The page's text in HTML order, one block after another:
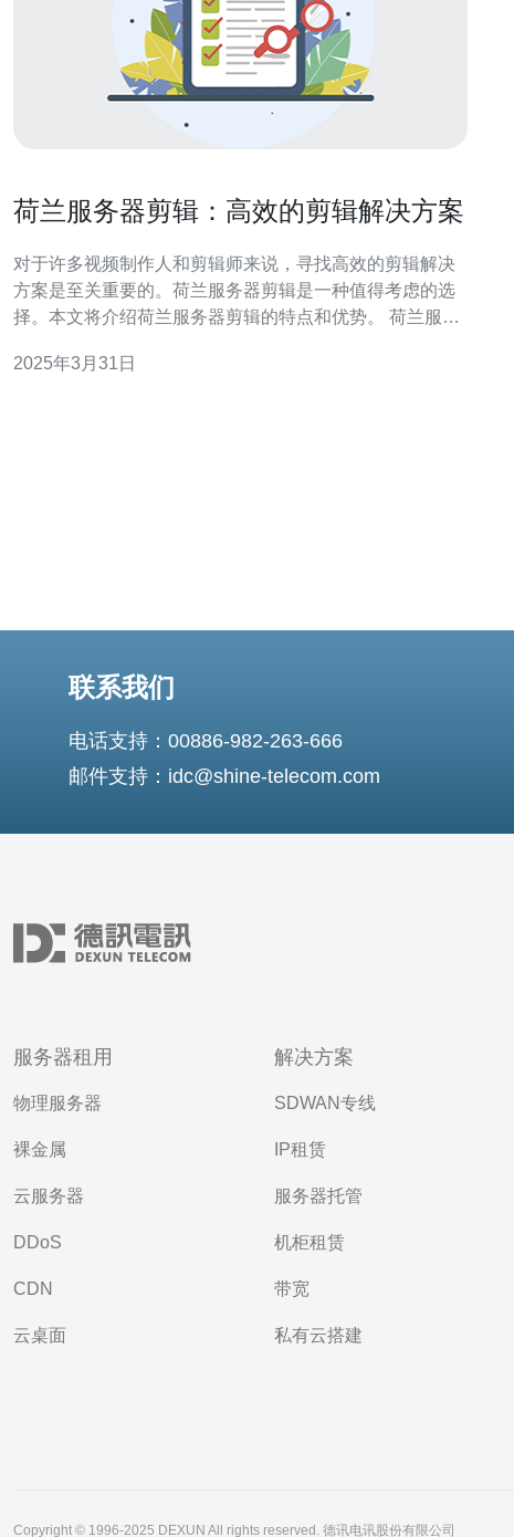
荷兰服务器剪辑：高效的剪辑解决方案
对于许多视频制作人和剪辑师来说，寻找高效的剪辑解决
方案是至关重要的。荷兰服务器剪辑是一种值得考虑的选
择。本文将介绍荷兰服务器剪辑的特点和优势。 荷兰服务
兰的服务器来提供高效的剪辑体验。通过将视频素材存储
2025年3月31日
联系我们
电话支持：00886-982-263-666
邮件支持：idc@shine-telecom.com
服务器租用
物理服务器
裸金属
云服务器
DDoS
CDN
云桌面
解决方案
SDWAN专线
IP租赁
服务器托管
机柜租赁
带宽
私有云搭建
Copyright © 1996-2025 DEXUN All rights reserved. 德讯电讯股份有限公司